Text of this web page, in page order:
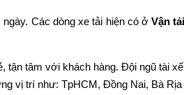
Các dòng xe tải hiện có ởVận
tâm với khách hàng. Đội ngũ tài
vị trí như: TpHCM, Đồng Nai, Bà Rịa